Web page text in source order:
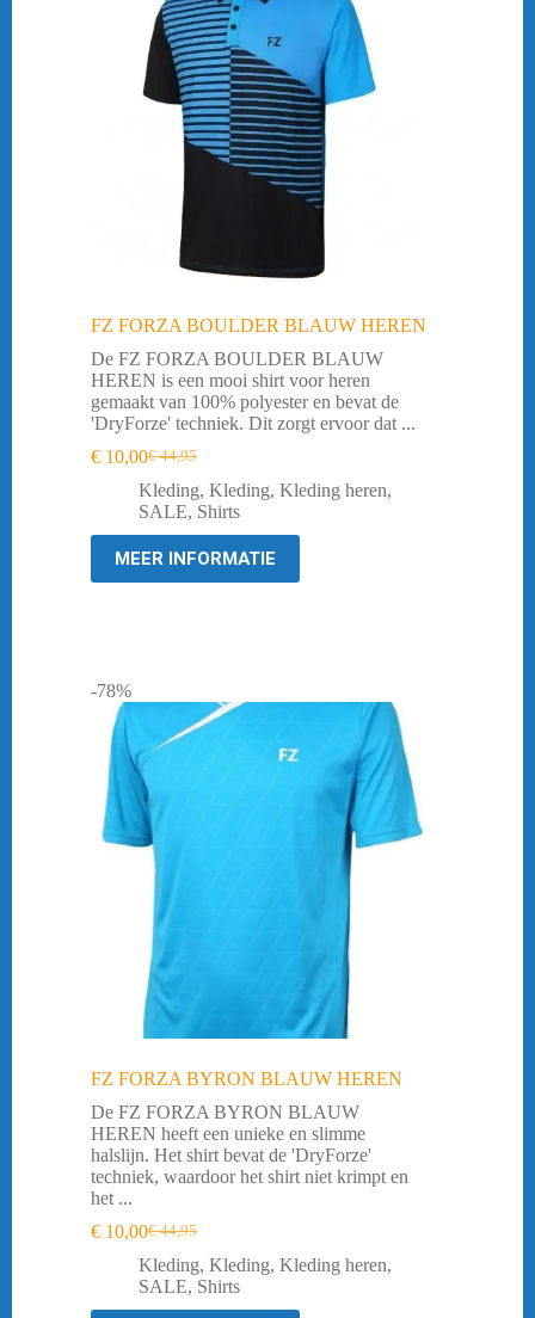
FZ FORZA BOULDER BLAUW HEREN
De FZ FORZA BOULDER BLAUW
HEREN is een mooi shirt voor heren
gemaakt van 100% polyester en bevat de
'DryForze' techniek. Dit zorgt ervoor dat ...
€44,95
Oorspronkelijke
prijs
was:
€ 10,00Huidige
prijs
is:
Kleding, Kleding, Kleding heren,
SALE, Shirts
MEER INFORMATIE
-78%
FZ FORZA BYRON BLAUW HEREN
De FZ FORZA BYRON BLAUW
HEREN heeft een unieke en slimme
halslijn. Het shirt bevat de 'DryForze'
techniek, waardoor het shirt niet krimpt en
het ...
€44,95
Oorspronkelijke
prijs
was:
€ 10,00Huidige
prijs
is:
Kleding, Kleding, Kleding heren,
SALE, Shirts